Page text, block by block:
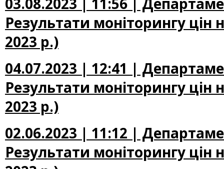
Результати моніторингу цін
2023 р.)
04.07.2023 | 12:41 |
Результати моніторингу цін
2023 р.)
02.06.2023 | 11:12 |
Результати моніторингу цін